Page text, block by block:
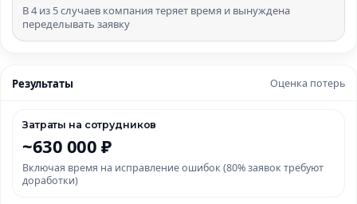
В 4 из 5 случаев компания теряет время и вынуждена
переделывать заявку
Результаты Оценка потерь
Затраты на сотрудников
~630 000 ₽
Включая время на исправление ошибок (80% заявок требуют
доработки)